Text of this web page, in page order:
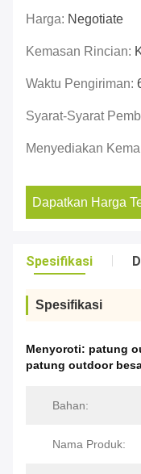
Harga: Negotiate
Kemasan Rincian:
Waktu Pengiriman:
Syarat-Syarat
Menyediakan
Dapatkan Harga
Spesifikasi
Spesifikasi
Menyoroti: patung
patung outdoor
Bahan:
Nama Produk: